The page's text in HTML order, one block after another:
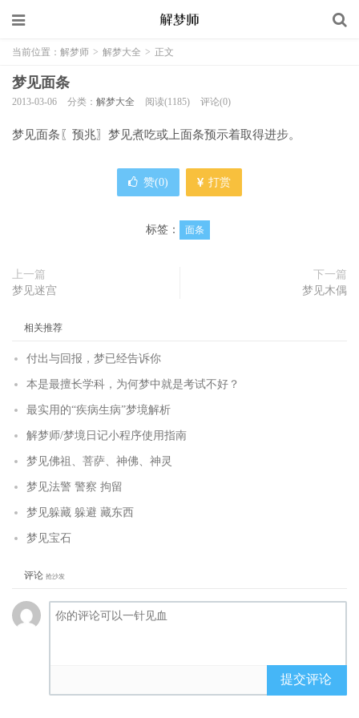
当前位置： 解梦师 > 解梦大全 > 正文
梦见面条
2013-03-06 分类： 解梦大全 阅读(1185) 评论(0)
梦见面条〖预兆〗梦见煮吃或上面条预示着取得进步。
赞(0) 打赏
标签： 面条
上一篇
梦见迷宫
下一篇
梦见木偶
相关推荐
付出与回报，梦已经告诉你
本是最擅长学科，为何梦中就是考试不好？
最实用的“疾病生病”梦境解析
解梦师/梦境日记小程序使用指南
梦见佛祖、菩萨、神佛、神灵
梦见法警 警察 拘留
梦见躲藏 躲避 藏东西
梦见宝石
评论 抢沙发
提交评论